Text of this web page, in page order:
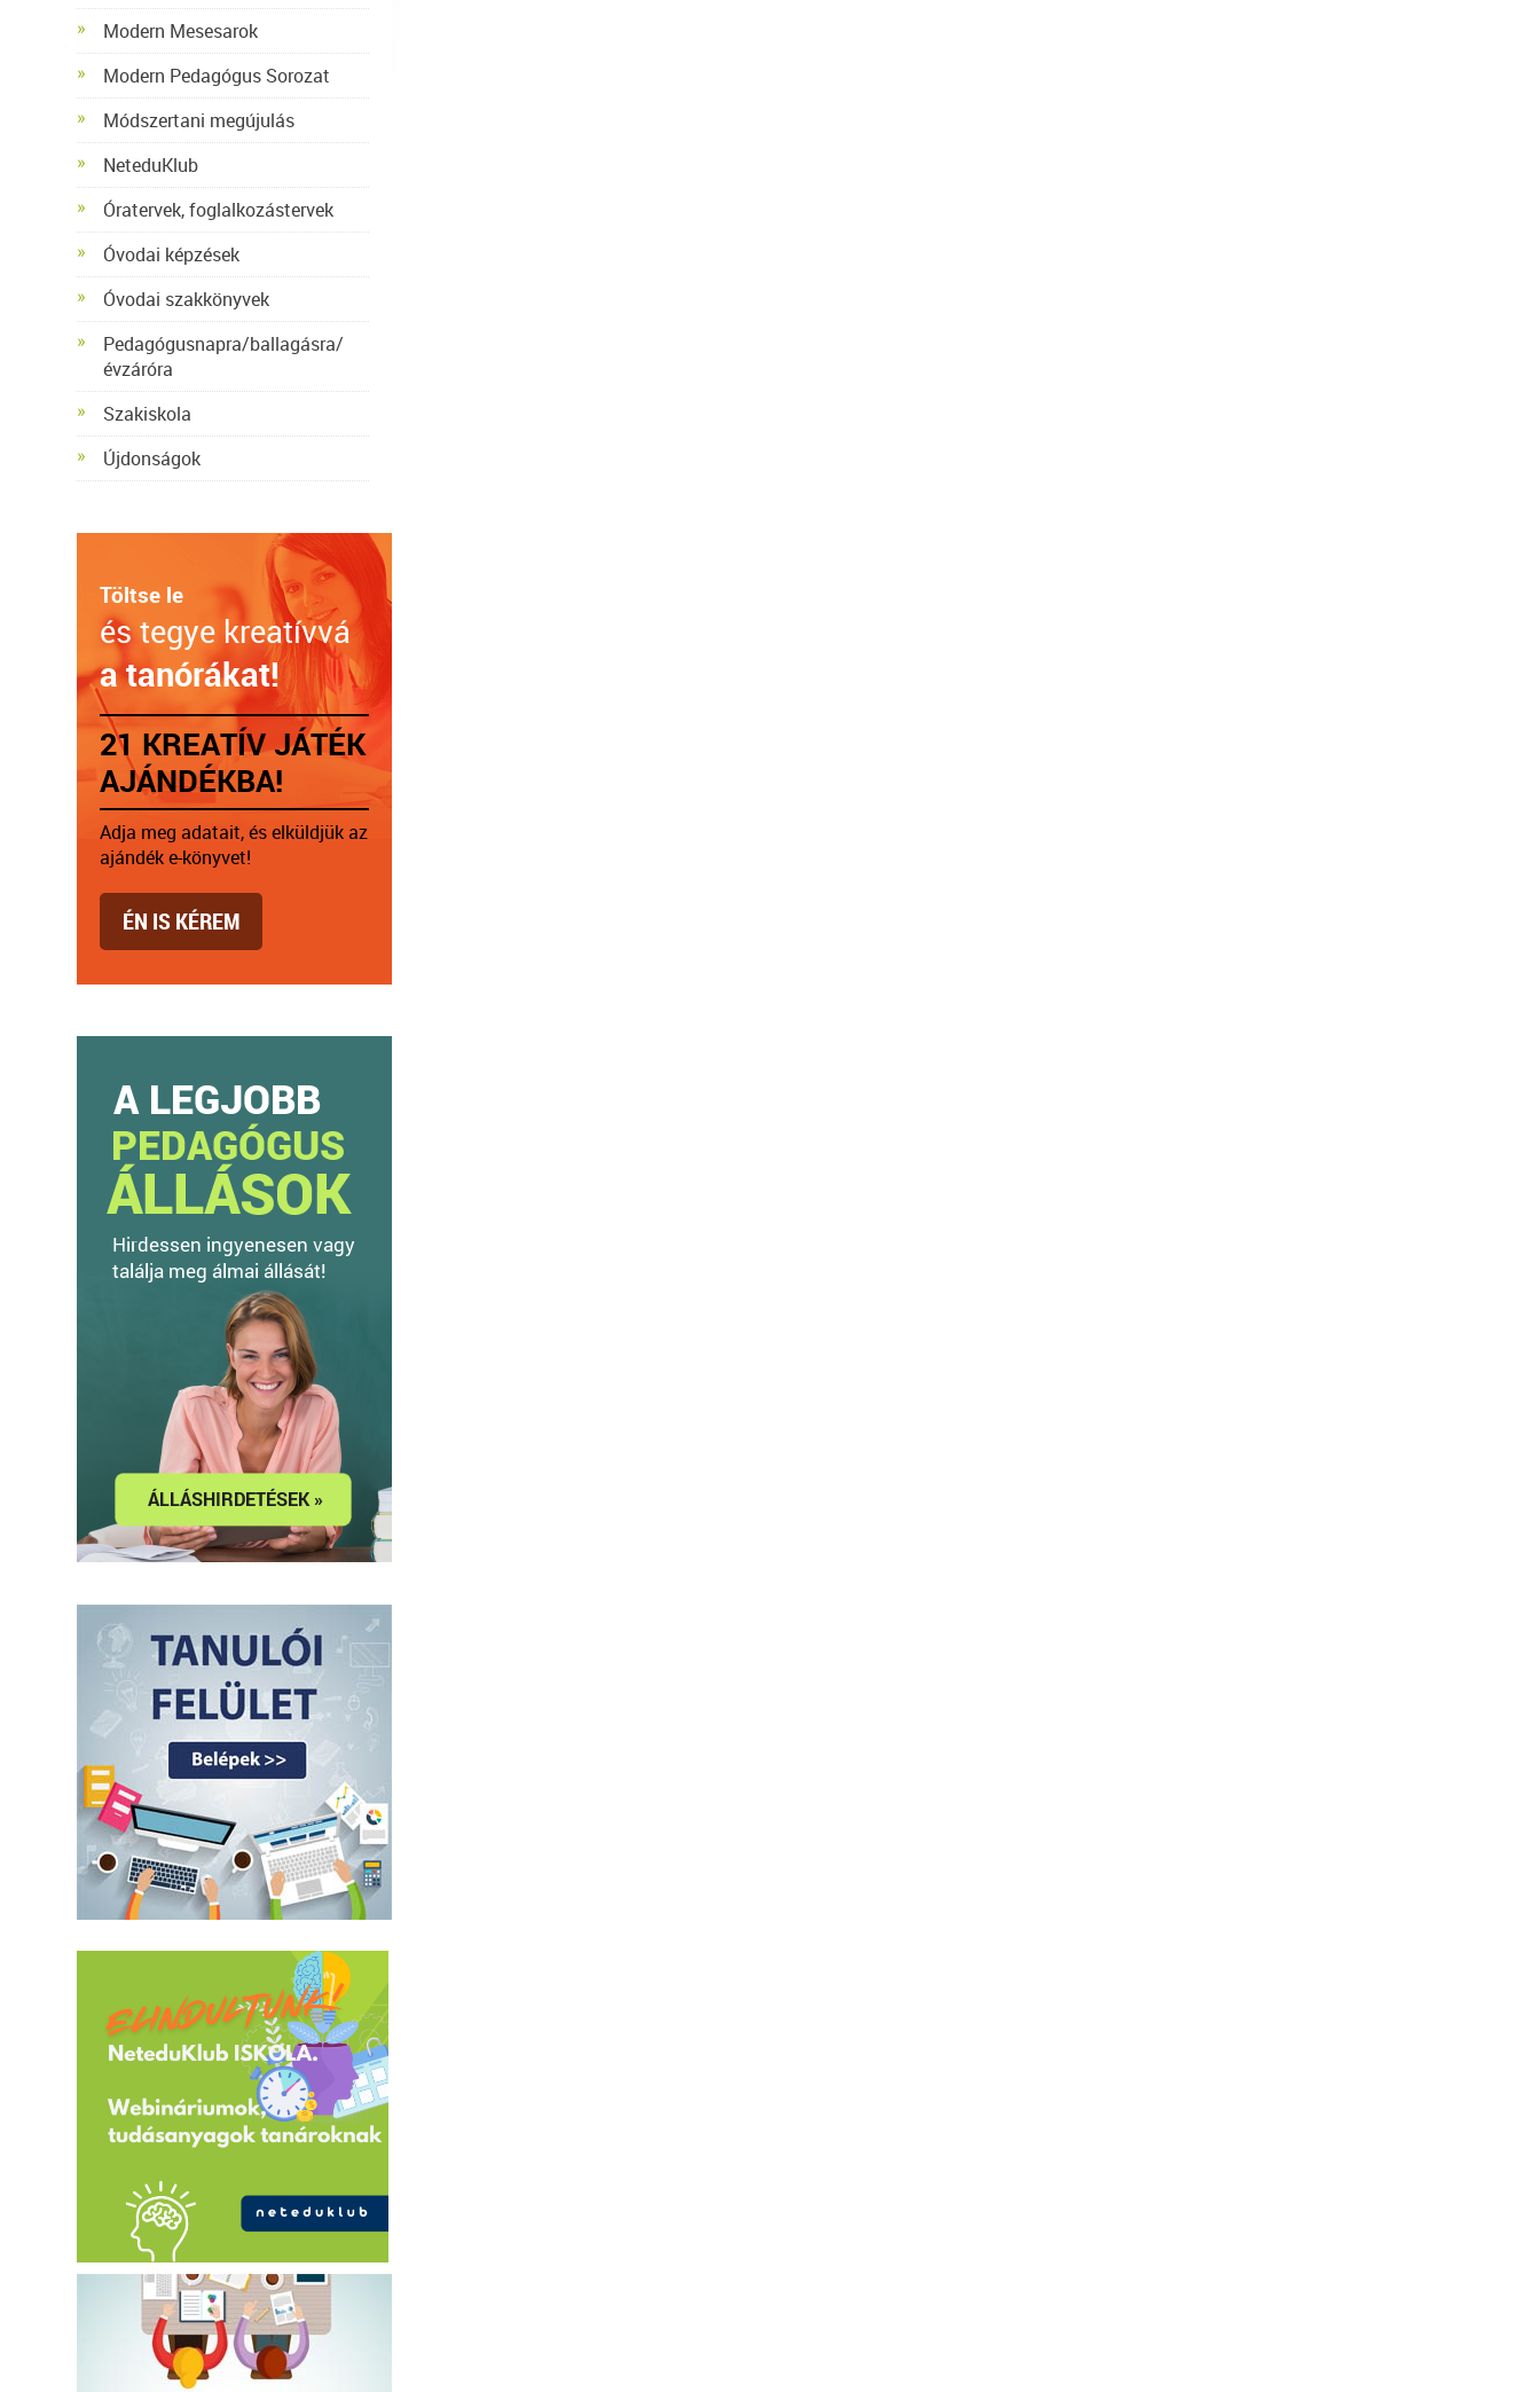
Modern Mesesarok
Modern Pedagógus Sorozat
Módszertani megújulás
NeteduKlub
Óratervek, foglalkozástervek
Óvodai képzések
Óvodai szakkönyvek
Pedagógusnapra/ballagásra/
évzáróra
Szakiskola
Újdonságok
Töltse le
és tegye kreatívvá
a tanórákat!
21 KREATÍV JÁTÉK
AJÁNDÉKBA!
Adja meg adatait, és elküldjük az
ajándék e-könyvet!
ÉN IS KÉREM